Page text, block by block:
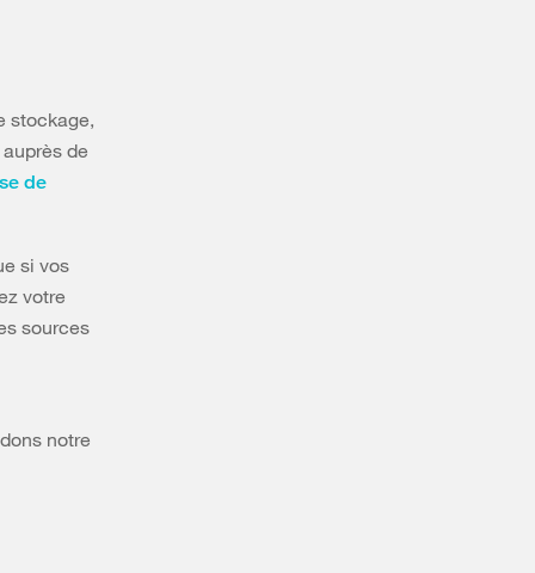
stockage,
de
de
si vos
votre
sources
notre